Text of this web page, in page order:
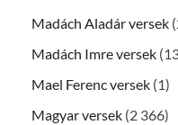
Madách Aladár versek
Madách Imre versek
Mael Ferenc versek (1)
Magyar versek (2 366)